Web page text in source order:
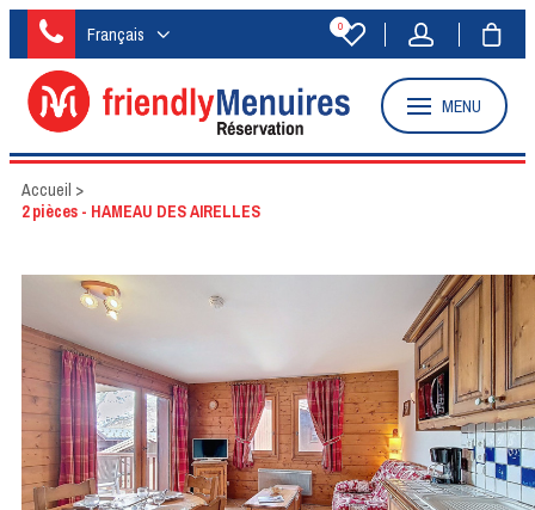
Français 0
MENU
Accueil >
2 pièces - HAMEAU DES AIRELLES